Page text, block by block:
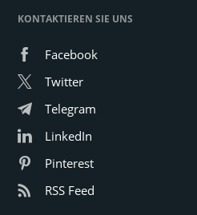
KONTAKTIEREN SIE UNS
Facebook
Twitter
Telegram
LinkedIn
Pinterest
RSS Feed